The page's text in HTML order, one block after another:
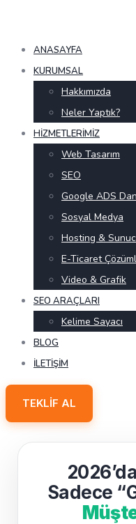
ANASAYFA
KURUMSAL
Hakkımızda
Neler Yaptık?
HIZMETLERIMIZ
Web Tasarım
SEO
Google ADS
Sosyal Medya
Hosting &
E-Ticaret
Video & Grafik
SEO ARAÇLARI
Kelime Sayacı
BLOG
İLETIŞIM
TEKLIF AL
Sadece